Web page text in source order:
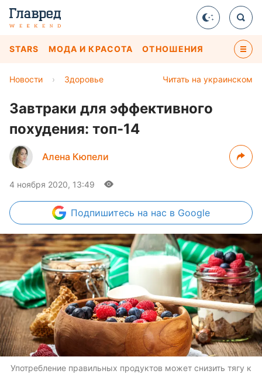
STARS МОДА И КРАСОТА ОТНОШЕНИЯ
Читать на украинском
Новости › Здоровье
Завтраки для эффективного
похудения: топ-14
Алена Кюпели
4 ноября 2020, 13:49
Подпишитесь на нас в Google
Употребление правильных продуктов может снизить тягу к